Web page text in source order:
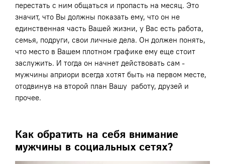
перестать с ним общаться и пропасть на месяц. Это
значит, что Вы должны показать ему, что он не
единственная часть Вашей жизни, у Вас есть работа,
семья, подруги, свои личные дела. Он должен понять,
что место в Вашем плотном графике ему еще стоит
заслужить. И тогда он начнет действовать сам -
мужчины априори всегда хотят быть на первом месте,
отодвинув на второй план Вашу работу, друзей и
прочее.
Как обратить на себя внимание
мужчины в социальных сетях?